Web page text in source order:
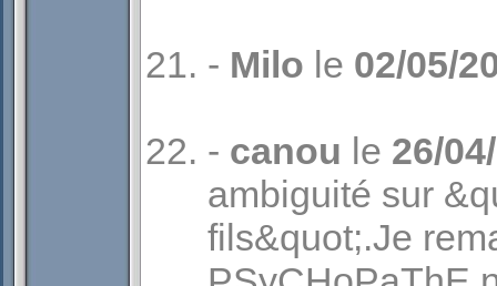
- Milo le 02/05/
- canou le 26/
ambiguité sur
fils&quot;.Je